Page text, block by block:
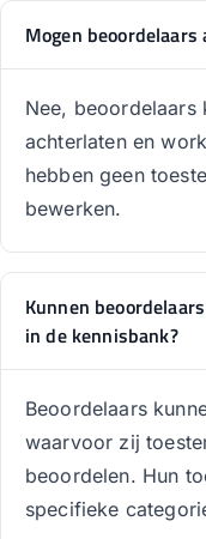
Mogen
Nee, beoordelaars
achterlaten en
hebben geen
bewerken.
Kunnen
in de kennisbank?
Beoordelaars
waarvoor zij
beoordelen. Hun
specifieke